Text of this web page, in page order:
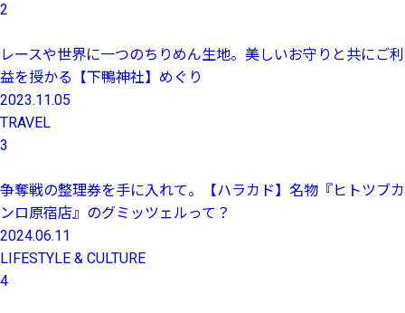
2
レースや世界に一つのちりめん生地。美しいお守りと共にご利
益を授かる【下鴨神社】めぐり
2023.11.05
TRAVEL
3
争奪戦の整理券を手に入れて。【ハラカド】名物『ヒトツブカ
ンロ原宿店』のグミッツェルって？
2024.06.11
LIFESTYLE & CULTURE
4